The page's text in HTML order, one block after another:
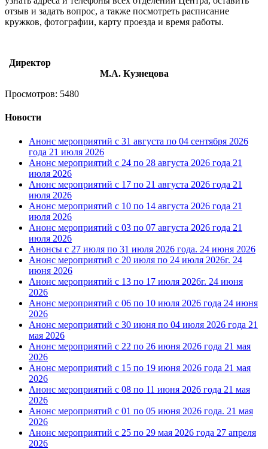
отзыв и задать вопрос, а также посмотреть расписание
кружков, фотографии, карту проезда и время работы.
Директор
М.А. Кузнецова
Просмотров: 5480
Новости
Анонс мероприятий с 31 августа по 04 сентября 2026
года 21 июля 2026
Анонс мероприятий с 24 по 28 августа 2026 года 21
июля 2026
Анонс мероприятий с 17 по 21 августа 2026 года 21
июля 2026
Анонс мероприятий с 10 по 14 августа 2026 года 21
июля 2026
Анонс мероприятий с 03 по 07 августа 2026 года 21
июля 2026
Анонсы с 27 июля по 31 июля 2026 года. 24 июня 2026
Анонс мероприятий с 20 июля по 24 июля 2026г. 24
июня 2026
Анонс мероприятий с 13 по 17 июля 2026г. 24 июня
2026
Анонс мероприятий с 06 по 10 июля 2026 года 24 июня
2026
Анонс мероприятий с 30 июня по 04 июля 2026 года 21
мая 2026
Анонс мероприятий с 22 по 26 июня 2026 года 21 мая
2026
Анонс мероприятий с 15 по 19 июня 2026 года 21 мая
2026
Анонс мероприятий с 08 по 11 июня 2026 года 21 мая
2026
Анонс мероприятий с 01 по 05 июня 2026 года. 21 мая
2026
Анонс мероприятий с 25 по 29 мая 2026 года 27 апреля
2026